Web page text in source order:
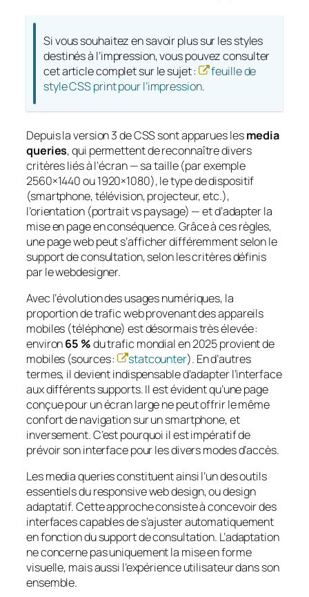
Si vous souhaitez en savoir plus sur les styles
destinés à l’impression, vous pouvez consulter
cet article complet sur le sujet :
feuille de
style CSS print pour l’impression.
Depuis la version 3 de CSS sont apparues lesmedia
queries, qui permettent de reconnaître divers
critères liés à l’écran — sa taille (par exemple
2560×1440 ou 1920×1080), le type de dispositif
(smartphone, télévision, projecteur, etc.),
l’orientation (portrait vs paysage) — et d’adapter la
mise en page en conséquence. Grâce à ces règles,
une page web peut s’afficher différemment selon le
support de consultation, selon les critères définis
par le webdesigner.
Avec l’évolution des usages numériques, la
proportion de trafic web provenant des appareils
mobiles (téléphone) est désormais très élevée :
environ65 %du trafic mondial en 2025 provient de
mobiles (sources :
statcounter). En d’autres
termes, il devient indispensable d’adapter l’interface
aux différents supports. Il est évident qu’une page
conçue pour un écran large ne peut offrir le même
confort de navigation sur un smartphone, et
inversement. C’est pourquoi il est impératif de
prévoir son interface pour les divers modes d’accès.
Les media queries constituent ainsi l’un des outils
essentiels duresponsive web design, ou design
adaptatif. Cette approche consiste à concevoir des
interfaces capables de s’ajuster automatiquement
en fonction du support de consultation. L’adaptation
ne concerne pas uniquement la mise en forme
visuelle, mais aussi l’expérience utilisateur dans son
ensemble.